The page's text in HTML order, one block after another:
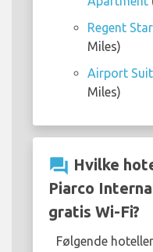
Regent
Miles)
Airport
Miles)
question_answer Hvilke
Piarco
gratis Wi-Fi?
Følgende